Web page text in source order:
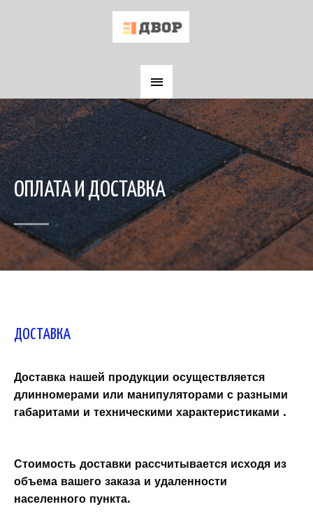
ОПЛАТА И ДОСТАВКА
ДОСТАВКА
Доставка нашей продукции осуществляется
длинномерами или манипуляторами с разными
габаритами и техническими характеристиками .
Стоимость доставки рассчитывается исходя из
объема вашего заказа и удаленности
населенного пункта.